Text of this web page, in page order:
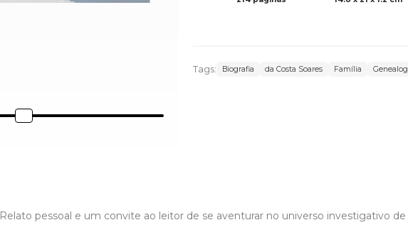
Tags: Biografia da Costa Soares Família
Relato pessoal e um convite ao leitor de se aventurar no universo investigativo de